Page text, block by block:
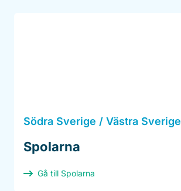
Södra Sverige / Västra Sverige
Spolarna
Gå till Spolarna